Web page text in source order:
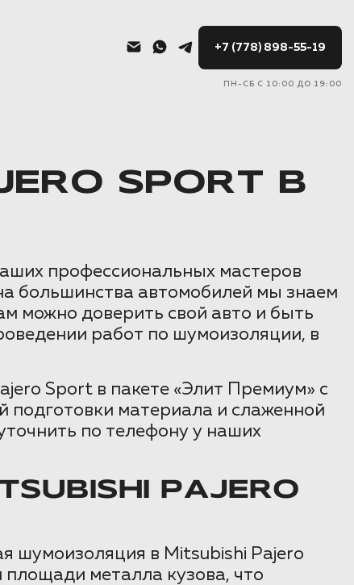
+7 (778) 898-55-19
ПН-СБ С 10:00 ДО 19:00
SPORT В
профессиональных мастеров
большинства автомобилей мы знаем
можно доверить свой авто и быть
работ по шумоизоляции, в
Sport в пакете «Элит Премиум» с
подготовки материала и слаженной
по телефону у наших
PAJERO
шумоизоляция в Mitsubishi Pajero
металла кузова, что